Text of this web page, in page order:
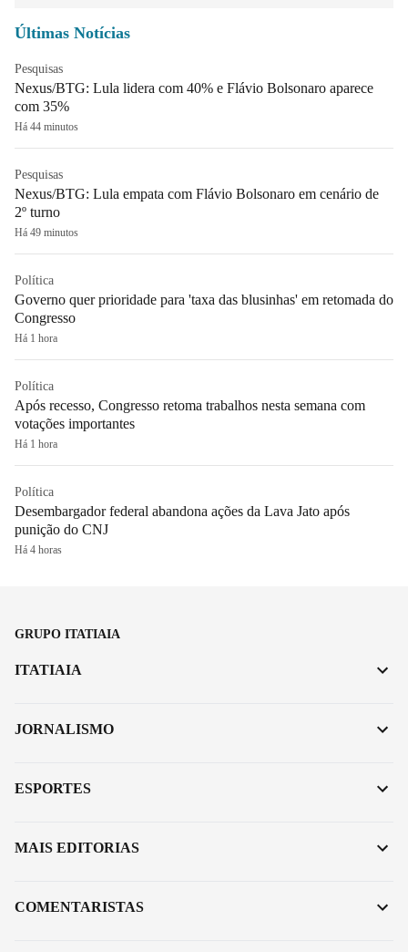
Últimas Notícias
Pesquisas
Nexus/BTG: Lula lidera com 40% e Flávio Bolsonaro aparece
com 35%
Há 44 minutos
Pesquisas
Nexus/BTG: Lula empata com Flávio Bolsonaro em cenário de
2º turno
Há 49 minutos
Política
Governo quer prioridade para 'taxa das blusinhas' em retomada do
Congresso
Há 1 hora
Política
Após recesso, Congresso retoma trabalhos nesta semana com
votações importantes
Há 1 hora
Política
Desembargador federal abandona ações da Lava Jato após
punição do CNJ
Há 4 horas
GRUPO ITATIAIA
ITATIAIA
JORNALISMO
ESPORTES
MAIS EDITORIAS
COMENTARISTAS